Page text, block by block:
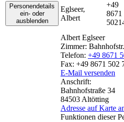
Personendetails
ein- oder
ausblenden
Eglseer,
Albert
+49
8671
Albert Eglseer
Zimmer:
Telefon: +49 8671
Fax: +49 8671 502
E-Mail versenden
Anschrift:
Bahnhofstraße 34
84503 Altötting
Adresse auf Karte
Funktionen dieser